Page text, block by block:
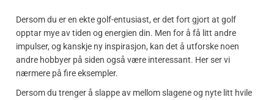
Dersom du er en ekte golf-entusiast, er det fort gjort at golf
opptar mye av tiden og energien din. Men for å få litt andre
impulser, og kanskje ny inspirasjon, kan det å utforske noen
andre hobbyer på siden også være interessant. Her ser vi
nærmere på fire eksempler.
Dersom du trenger å slappe av mellom slagene og nyte litt hvile